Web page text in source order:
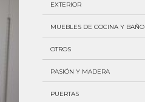
EXTERIOR
MUEBLES DE COCINA Y BAÑO
OTROS
PASIÓN Y MADERA
PUERTAS